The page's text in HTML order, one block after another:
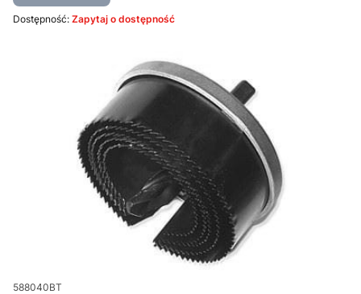
Dostępność: Zapytaj o dostępność
Kod produktu
588040BT